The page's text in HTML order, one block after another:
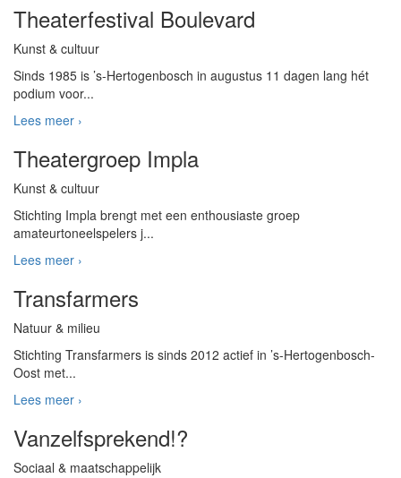
Theaterfestival Boulevard
Kunst & cultuur
Sinds 1985 is ’s-Hertogenbosch in augustus 11 dagen lang hét
podium voor...
Lees meer ›
Theatergroep Impla
Kunst & cultuur
Stichting Impla brengt met een enthousiaste groep
amateurtoneelspelers j...
Lees meer ›
Transfarmers
Natuur & milieu
Stichting Transfarmers is sinds 2012 actief in ’s-Hertogenbosch-
Oost met...
Lees meer ›
Vanzelfsprekend!?
Sociaal & maatschappelijk